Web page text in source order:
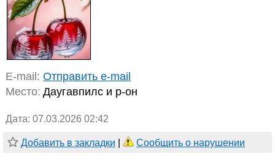
E-mail: Отправить e-mail
Место: Даугавпилс и р-он
Дата: 07.03.2026 02:42
Добавить в закладки Сообщить о нарушении